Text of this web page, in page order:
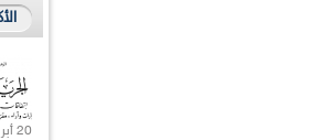
20 أبريل 2021 |